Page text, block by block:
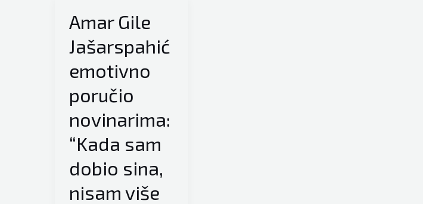
Amar Gile
Jašarspahić
emotivno
poručio
novinarima:
“Kada sam
dobio sina,
nisam više